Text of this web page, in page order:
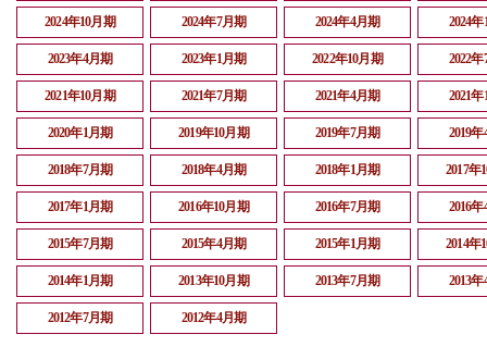
2024年10月期 2024年7月期 2024年4月期 2024
2023年4月期 2023年1月期 2022年10月期 2022
2021年10月期 2021年7月期 2021年4月期 2021
2020年1月期 2019年10月期 2019年7月期 2019
2018年7月期 2018年4月期 2018年1月期 2017年
2017年1月期 2016年10月期 2016年7月期 2016
2015年7月期 2015年4月期 2015年1月期 2014年
2014年1月期 2013年10月期 2013年7月期 2013
2012年7月期 2012年4月期